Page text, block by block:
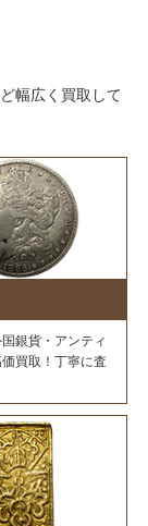
幅広く買取して
銀貨・アンティ
買取！丁寧に査